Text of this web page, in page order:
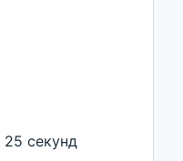
25 секунд